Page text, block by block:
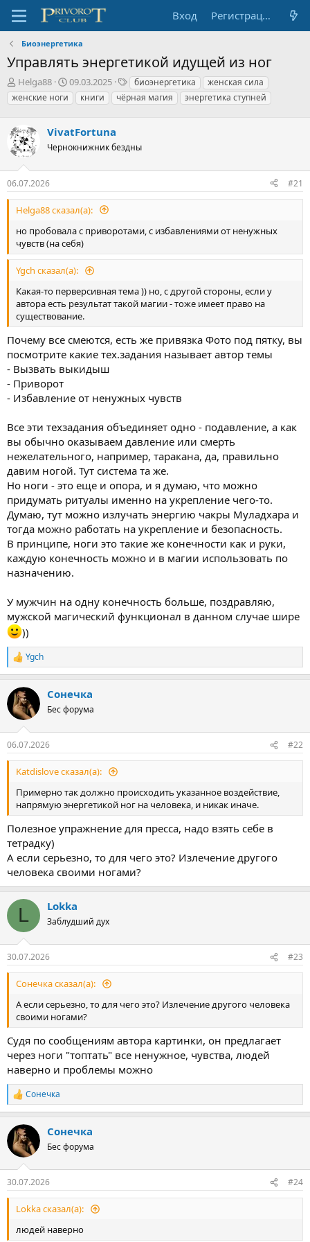
Вход Регистрация
Биоэнергетика
Управлять энергетикой идущей из ног
А
в
т
р
т
е
м
ы
Helga88
Д
а
т
н
а
а
а
09.03.2025
Т
е
г
биоэнергетика
женская сила
женские ноги
книги чёрная магия энергетика ступней
VivatFortuna
Чернокнижник бездны
06.07.2026 #21
Helga88 сказал(а):
но пробовала с приворотами, с избавлениями от ненужных
чувств (на себя)
Ygch сказал(а):
Какая-то перверсивная тема )) но, с другой стороны, если у
автора есть результат такой магии - тоже имеет право на
существование.
Почему все смеются, есть же привязка Фото под пятку, вы
посмотрите какие тех.задания называет автор темы
- Вызвать выкидыш
- Приворот
- Избавление от ненужных чувств
Все эти техзадания объединяет одно - подавление, а как
вы обычно оказываем давление или смерть
нежелательного, например, таракана, да, правильно
давим ногой. Тут система та же.
Но ноги - это еще и опора, и я думаю, что можно
придумать ритуалы именно на укрепление чего-то.
Думаю, тут можно излучать энергию чакры Муладхара и
тогда можно работать на укрепление и безопасность.
В принципе, ноги это такие же конечности как и руки,
каждую конечность можно и в магии использовать по
назначению.
У мужчин на одну конечность больше, поздравляю,
мужской магический функционал в данном случае шире
))
Р
е
к
ц
и
Ygch
Сонечка
Бес форума
06.07.2026 #22
Katdislove сказал(а):
Примерно так должно происходить указанное воздействие,
напрямую энергетикой ног на человека, и никак иначе.
Полезное упражнение для пресса, надо взять себе в
тетрадку)
А если серьезно, то для чего это? Излечение другого
человека своими ногами?
L Lokka
Заблудший дух
30.07.2026 #23
Сонечка сказал(а):
А если серьезно, то для чего это? Излечение другого человека
своими ногами?
Судя по сообщениям автора картинки, он предлагает
через ноги "топтать" все ненужное, чувства, людей
наверно и проблемы можно
Р
е
к
ц
и
Сонечка
Сонечка
Бес форума
30.07.2026 #24
Lokka сказал(а):
людей наверно